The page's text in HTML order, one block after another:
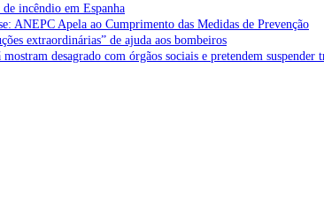
incêndio em Espanha
ANEPC Apela ao Cumprimento das Medidas de Prevenção
extraordinárias” de ajuda aos bombeiros
desagrado com órgãos sociais e pretendem suspender